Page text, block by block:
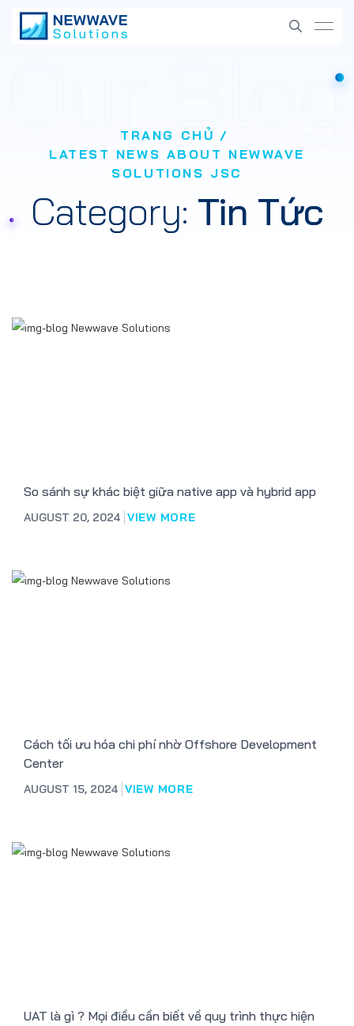
TRANG CHỦ
LATEST NEWS ABOUT NEWWAVE
SOLUTIONS JSC
Category: Tin Tức
So sánh sự khác biệt giữa native app và hybrid app
AUGUST 20, 2024 VIEW MORE
Cách tối ưu hóa chi phí nhờ Offshore Development
Center
AUGUST 15, 2024 VIEW MORE
UAT là gì ? Mọi điều cần biết về quy trình thực hiện